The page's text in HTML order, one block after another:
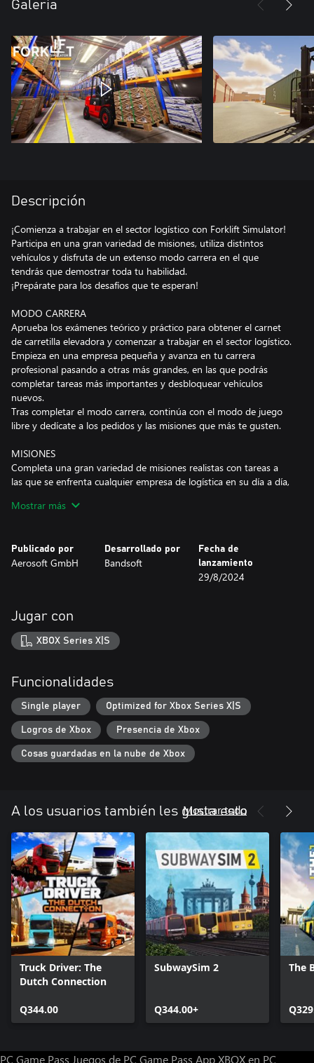
Galería
Descripción
¡Comienza a trabajar en el sector logístico con Forklift Simulator!
Participa en una gran variedad de misiones, utiliza distintos
vehículos y disfruta de un extenso modo carrera en el que
tendrás que demostrar toda tu habilidad.
¡Prepárate para los desafíos que te esperan!
MODO CARRERA
Aprueba los exámenes teórico y práctico para obtener el carnet
de carretilla elevadora y comenzar a trabajar en el sector logístico.
Empieza en una empresa pequeña y avanza en tu carrera
profesional pasando a otras más grandes, en las que podrás
completar tareas más importantes y desbloquear vehículos
nuevos.
Tras completar el modo carrera, continúa con el modo de juego
libre y dedícate a los pedidos y las misiones que más te gusten.
MISIONES
Completa una gran variedad de misiones realistas con tareas a
las que se enfrenta cualquier empresa de logística en su día a día,
mercancía rota o, por supuesto, transportar cargamento. ¡Te
VEHÍCULOS
A lo largo del modo carrera, desbloquearás diferentes vehículos,
incluidas tres carretillas elevadoras y una transpaleta eléctrica.
Mostrar más
Publicado por
Aerosoft GmbH
Desarrollado por
Bandsoft
Fecha de
lanzamiento
29/8/2024
Jugar con
XBOX Series X|S
Funcionalidades
Single player Optimized for Xbox Series X|S
Logros de Xbox Presencia de Xbox
Cosas guardadas en la nube de Xbox
A los usuarios también les gusta esto
Mostrar todo
Truck Driver: The
Dutch Connection
Q344.00
SubwaySim 2
Q344.00+
The
PC Game Pass Juegos de PC Game Pass App XBOX en PC